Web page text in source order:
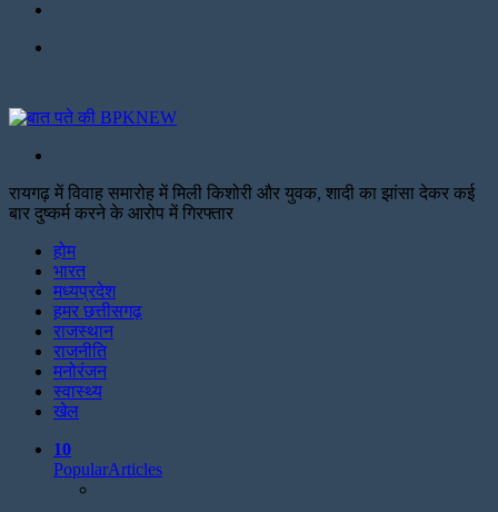
रायगढ़ में विवाह समारोह में मिली किशोरी और युवक, शादी का झांसा देकर कई
बार दुष्कर्म करने के आरोप में गिरफ्तार
होम
भारत
मध्यप्रदेश
हमर छत्तीसगढ़
राजस्थान
राजनीति
मनोरंजन
स्वास्थ्य
खेल
10
PopularArticles